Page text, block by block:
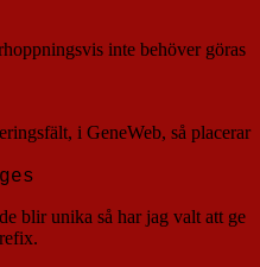
inte behöver göras
i GeneWeb, så placerar
blir unika så har jag valt att ge